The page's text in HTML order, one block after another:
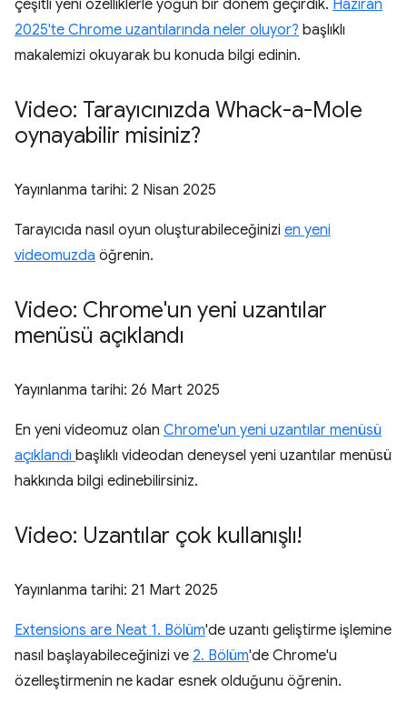
çeşitli yeni özelliklerle yoğun bir dönem geçirdik. Haziran
2025'te Chrome uzantılarında neler oluyor? başlıklı
makalemizi okuyarak bu konuda bilgi edinin.
Video: Tarayıcınızda Whack-a-Mole
oynayabilir misiniz?
Yayınlanma tarihi: 2 Nisan 2025
Tarayıcıda nasıl oyun oluşturabileceğinizi en yeni
videomuzda öğrenin.
Video: Chrome'un yeni uzantılar
menüsü açıklandı
Yayınlanma tarihi: 26 Mart 2025
En yeni videomuz olan Chrome'un yeni uzantılar menüsü
açıklandı başlıklı videodan deneysel yeni uzantılar menüsü
hakkında bilgi edinebilirsiniz.
Video: Uzantılar çok kullanışlı!
Yayınlanma tarihi: 21 Mart 2025
Extensions are Neat 1. Bölüm'de uzantı geliştirme işlemine
nasıl başlayabileceğinizi ve 2. Bölüm'de Chrome'u
özelleştirmenin ne kadar esnek olduğunu öğrenin.